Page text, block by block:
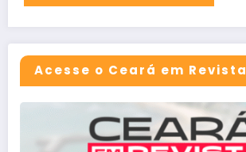
Acesse o Ceará em Revista